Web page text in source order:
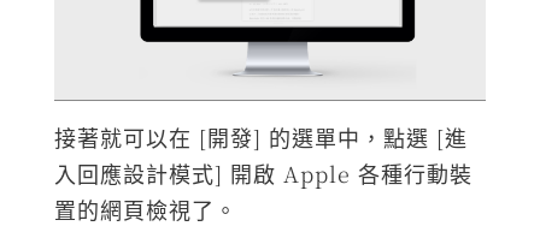
接著就可以在 [開發] 的選單中，點選 [進
入回應設計模式] 開啟 Apple 各種行動裝
置的網頁檢視了。